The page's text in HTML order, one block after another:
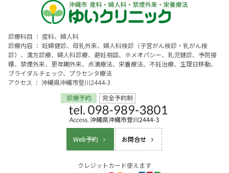
診療科目 ： 産科、婦人科
診療内容 ： 妊婦健診、母乳外来、婦人科検診（子宮がん検診・乳がん検
診）、漢方診療、婦人科診療、避妊相談、ホメオパシー、乳児健診、予防接
種、禁煙外来、更年期外来、点滴療法、栄養療法、不妊治療、生理日移動、
ブライダルチェック、プラセンタ療法
アクセス ： 沖縄県沖縄市登川2444-3
Web予約 お問合せ
クレジットカード使えます